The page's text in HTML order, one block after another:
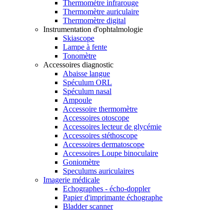
Thermomètre infrarouge
Thermomètre auriculaire
Thermomètre digital
Instrumentation d'ophtalmologie
Skiascope
Lampe à fente
Tonomètre
Accessoires diagnostic
Abaisse langue
Spéculum ORL
Spéculum nasal
Ampoule
Accessoire thermomètre
Accessoires otoscope
Accessoires lecteur de glycémie
Accessoires stéthoscope
Accessoires dermatoscope
Accessoires Loupe binoculaire
Goniomètre
Speculums auriculaires
Imagerie médicale
Echographes - écho-doppler
Papier d'imprimante échographe
Bladder scanner